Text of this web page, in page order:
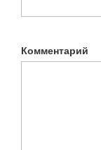
Комментарий